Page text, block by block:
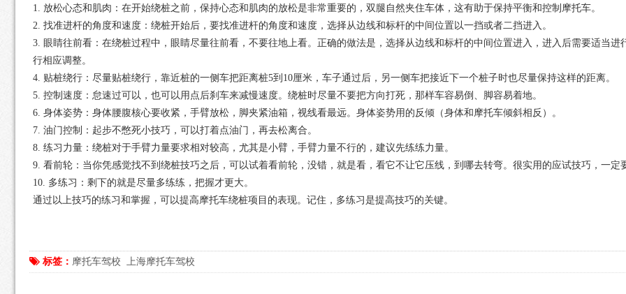
1. 放松心态和肌肉：在开始绕桩之前，保持心态和肌肉的放松是非常重要的，双腿自然夹住车体，这有助于保持平衡和控制摩托车。
2. 找准进杆的角度和速度：绕桩开始后，要找准进杆的角度和速度，选择从边线和标杆的中间位置以一挡或者二挡进入。
3. 眼睛往前看：在绕桩过程中，眼睛尽量往前看，不要往地上看。正确的做法是，选择从边线和标杆的中间位置进入，进入后需要适当
行相应调整。
4. 贴桩绕行：尽量贴桩绕行，靠近桩的一侧车把距离桩5到10厘米，车子通过后，另一侧车把接近下一个桩子时也尽量保持这样的距离。
5. 控制速度：怠速过可以，也可以用点后刹车来减慢速度。绕桩时尽量不要把方向打死，那样车容易倒、脚容易着地。
6. 身体姿势：身体腰腹核心要收紧，手臂放松，脚夹紧油箱，视线看最远。身体姿势用的反倾（身体和摩托车倾斜相反）。
7. 油门控制：起步不憋死小技巧，可以打着点油门，再去松离合。
8. 练习力量：绕桩对于手臂力量要求相对较高，尤其是小臂，手臂力量不行的，建议先练练力量。
9. 看前轮：当你凭感觉找不到绕桩技巧之后，可以试着看前轮，没错，就是看，看它不让它压线，到哪去转弯。很实用的应试技巧，一定
10. 多练习：剩下的就是尽量多练练，把握才更大。
通过以上技巧的练习和掌握，可以提高摩托车绕桩项目的表现。记住，多练习是提高技巧的关键。
标签： 摩托车驾校 上海摩托车驾校